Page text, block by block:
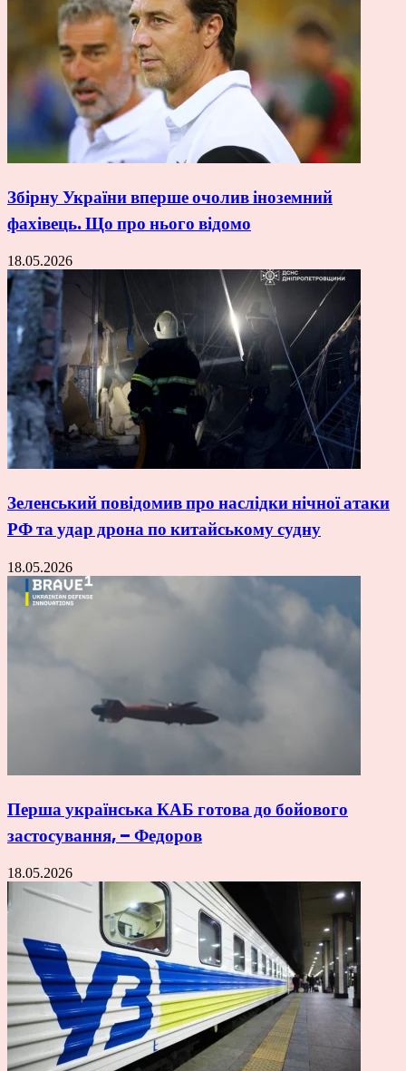
Збірну України вперше очолив іноземний
фахівець. Що про нього відомо
18.05.2026
Зеленський повідомив про наслідки нічної атаки
РФ та удар дрона по китайському судну
18.05.2026
Перша українська КАБ готова до бойового
застосування, – Федоров
18.05.2026